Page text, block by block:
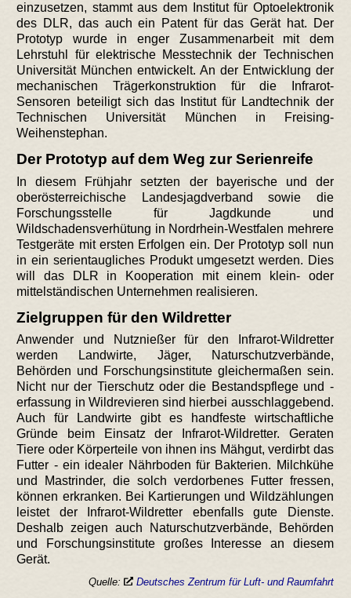
einzusetzen, stammt aus dem Institut für Optoelektronik
des DLR, das auch ein Patent für das Gerät hat. Der
Prototyp wurde in enger Zusammenarbeit mit dem
Lehrstuhl für elektrische Messtechnik der Technischen
Universität München entwickelt. An der Entwicklung der
mechanischen Trägerkonstruktion für die Infrarot-
Sensoren beteiligt sich das Institut für Landtechnik der
Technischen Universität München in Freising-
Weihenstephan.
Der Prototyp auf dem Weg zur Serienreife
In diesem Frühjahr setzten der bayerische und der
oberösterreichische Landesjagdverband sowie die
Forschungsstelle für Jagdkunde und
Wildschadensverhütung in Nordrhein-Westfalen mehrere
Testgeräte mit ersten Erfolgen ein. Der Prototyp soll nun
in ein serientaugliches Produkt umgesetzt werden. Dies
will das DLR in Kooperation mit einem klein- oder
mittelständischen Unternehmen realisieren.
Zielgruppen für den Wildretter
Anwender und Nutznießer für den Infrarot-Wildretter
werden Landwirte, Jäger, Naturschutzverbände,
Behörden und Forschungsinstitute gleichermaßen sein.
Nicht nur der Tierschutz oder die Bestandspflege und -
erfassung in Wildrevieren sind hierbei ausschlaggebend.
Auch für Landwirte gibt es handfeste wirtschaftliche
Gründe beim Einsatz der Infrarot-Wildretter. Geraten
Tiere oder Körperteile von ihnen ins Mähgut, verdirbt das
Futter - ein idealer Nährboden für Bakterien. Milchkühe
und Mastrinder, die solch verdorbenes Futter fressen,
können erkranken. Bei Kartierungen und Wildzählungen
leistet der Infrarot-Wildretter ebenfalls gute Dienste.
Deshalb zeigen auch Naturschutzverbände, Behörden
und Forschungsinstitute großes Interesse an diesem
Gerät.
Quelle: Deutsches Zentrum für Luft- und Raumfahrt